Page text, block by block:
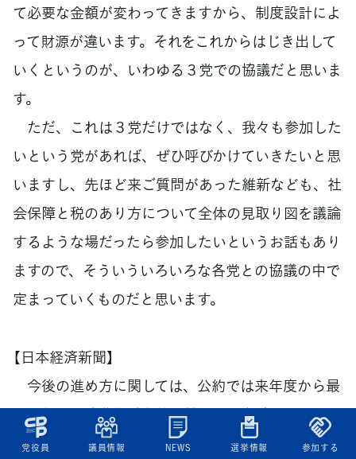
党役員 議員情報 NEWS 選挙情報 参加する
て必要な金額が変わってきますから、制度設計によ
って財源が違います。それをこれからはじき出して
いくというのが、いわゆる３党での協議だと思いま
す。
ただ、これは３党だけではなく、我々も参加した
いという党があれば、ぜひ呼びかけていきたいと思
いますし、先ほど来ご質問があった維新なども、社
会保障と税のあり方について全体の見取り図を議論
するような場だったら参加したいというお話もあり
ますので、そういういろいろな各党との協議の中で
定まっていくものだと思います。
【日本経済新聞】
今後の進め方に関しては、公約では来年度から最
大２年間の消費税減税後に始めると参院選公約で掲
げていたが、その時間に間に合わせたいという考え